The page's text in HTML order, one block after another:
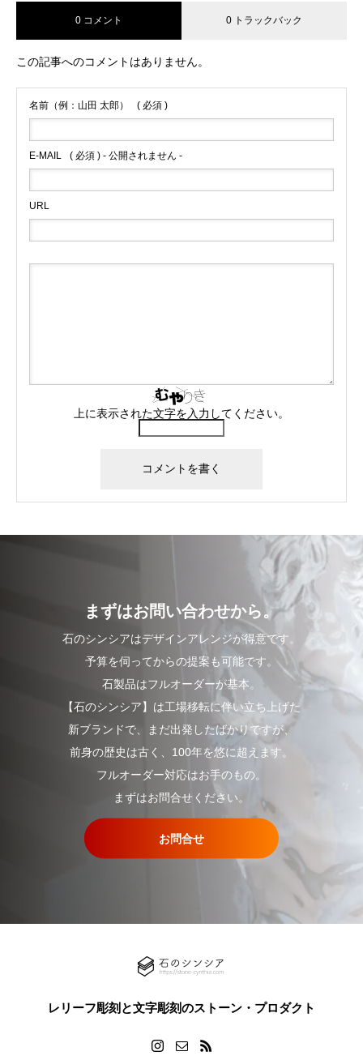
0 コメント 0 トラックバック
この記事へのコメントはありません。
名前（例：山田 太郎） ( 必須 )
E-MAIL ( 必須 ) - 公開されません -
URL
上に表示された文字を入力してください。
まずはお問い合わせから。
石のシンシアはデザインアレンジが得意です。
予算を伺ってからの提案も可能です。
石製品はフルオーダーが基本。
【石のシンシア】は工場移転に伴い立ち上げた
新ブランドで、まだ出発したばかりですが、
前身の歴史は古く、100年を悠に超えます。
フルオーダー対応はお手のもの。
まずはお問合せください。
お問合せ
レリーフ彫刻と文字彫刻のストーン・プロダクト